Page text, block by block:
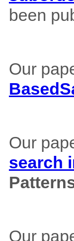
been
Our
Our
search
Our